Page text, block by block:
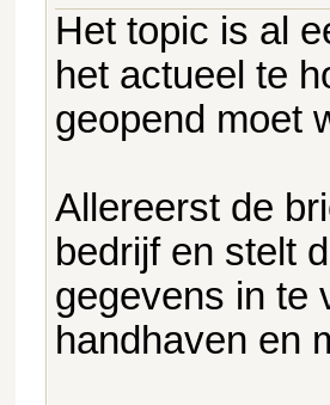
Het topic is al
het actueel te
geopend moet
Allereerst de
bedrijf en stelt
gegevens in te
handhaven en